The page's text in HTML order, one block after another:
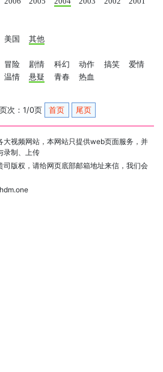
美国 其他
冒险 剧情 科幻 动作 搞笑
爱情
温情 悬疑 青春 热血
次：1/0页 首页 尾页
大视频网站，本网站只提供web页面服务，并
录制、上传
版权，请给网页底部邮箱地址来信，我们会